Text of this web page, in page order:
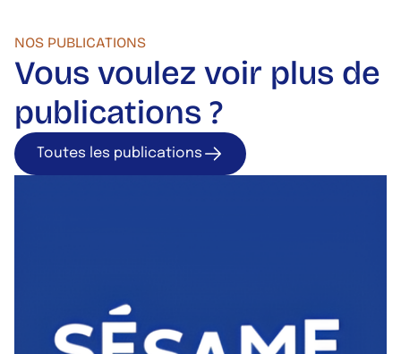
NOS PUBLICATIONS
Vous voulez voir plus de
publications ?
Toutes les publications